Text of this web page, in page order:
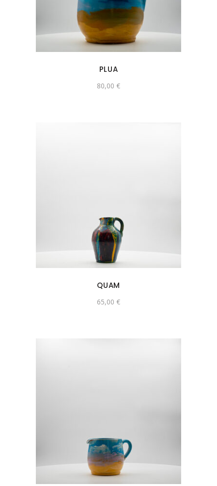
PLUA
80,00 €
QUAM
65,00 €